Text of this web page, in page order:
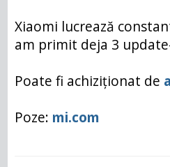
Xiaomi lucrează
am primit deja 3
Poate fi achiziționat de
Poze: mi.com